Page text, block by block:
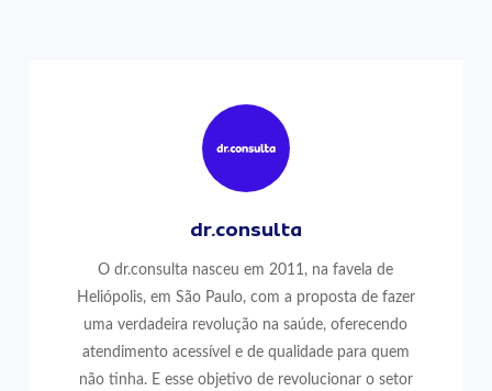
dr.consulta
O dr.consulta nasceu em 2011, na favela de
Heliópolis, em São Paulo, com a proposta de fazer
uma verdadeira revolução na saúde, oferecendo
atendimento acessível e de qualidade para quem
não tinha. E esse objetivo de revolucionar o setor